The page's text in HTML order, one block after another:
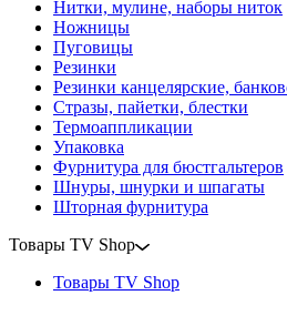
Нитки, мулине, наборы ниток
Ножницы
Пуговицы
Резинки
Резинки канцелярские,
Стразы, пайетки, блестки
Термоаппликации
Упаковка
Фурнитура для бюстгальтеров
Шнуры, шнурки и шпагаты
Шторная фурнитура
Товары TV Shop
Товары TV Shop